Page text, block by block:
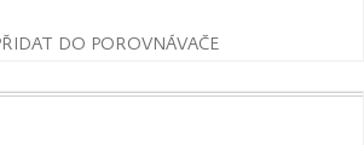
DO POROVNÁVAČE